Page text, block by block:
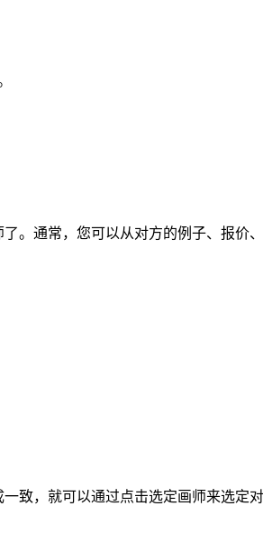
通常，您可以从对方的例子、报价
，就可以通过点击选定画师来选定对